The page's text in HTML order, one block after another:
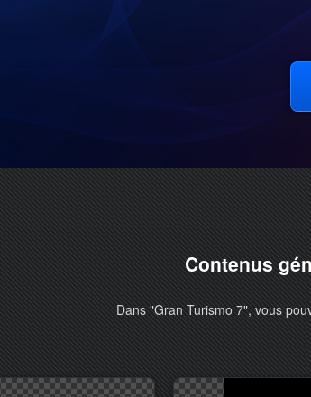
Contenus
Dans "Gran Turismo 7", vous